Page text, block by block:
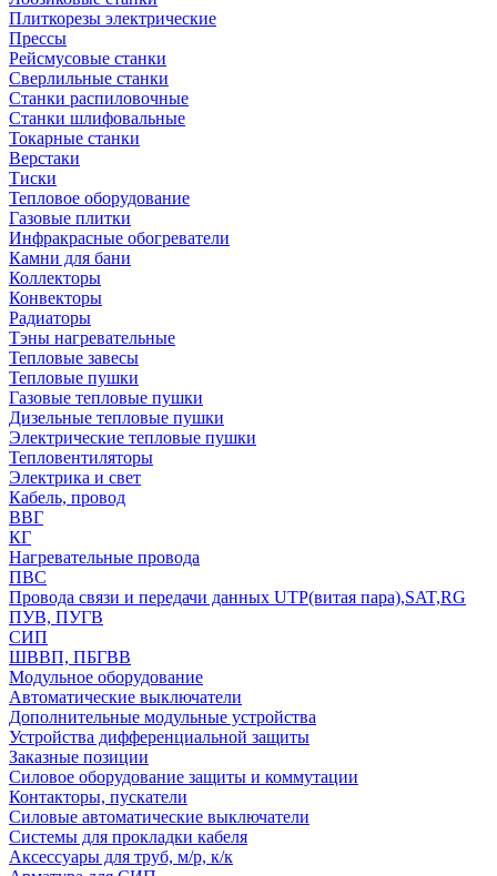
Плиткорезы электрические
Прессы
Рейсмусовые станки
Сверлильные станки
Станки распиловочные
Станки шлифовальные
Токарные станки
Верстаки
Тиски
Тепловое оборудование
Газовые плитки
Инфракрасные обогреватели
Камни для бани
Коллекторы
Конвекторы
Радиаторы
Тэны нагревательные
Тепловые завесы
Тепловые пушки
Газовые тепловые пушки
Дизельные тепловые пушки
Электрические тепловые пушки
Тепловентиляторы
Электрика и свет
Кабель, провод
ВВГ
КГ
Нагревательные провода
ПВС
Провода связи и передачи данных UTP(витая пара),SAT,RG
ПУВ, ПУГВ
СИП
ШВВП, ПБГВВ
Модульное оборудование
Автоматические выключатели
Дополнительные модульные устройства
Устройства дифференциальной защиты
Заказные позиции
Силовое оборудование защиты и коммутации
Контакторы, пускатели
Силовые автоматические выключатели
Системы для прокладки кабеля
Аксессуары для труб, м/р, к/к